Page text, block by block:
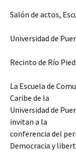
Salón de actos,
Universidad de
Recinto de Río
La Escuela de
Caribe de la
Universidad de
invitan a la
conferencia del
Democracia y